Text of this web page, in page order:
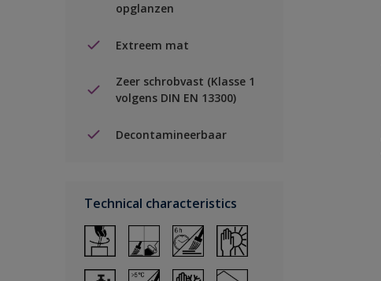
opglanzen
Extreem mat
Zeer schrobvast (Klasse 1
volgens DIN EN 13300)
Decontamineerbaar
Technical characteristics